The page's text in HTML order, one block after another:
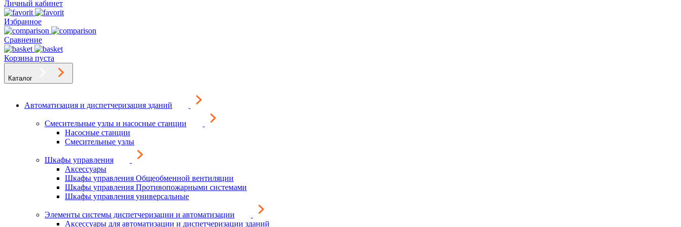
Личный кабинет
Избранное
Сравнение
Корзина пуста
Каталог
Автоматизация и диспетчеризация зданий
Смесительные узлы и насосные станции
Насосные станции
Смесительные узлы
Шкафы управления
Аксессуары
Шкафы управления Общеобменной вентиляции
Шкафы управления Противопожарными системами
Шкафы управления универсальные
Элементы системы диспетчеризации и автоматизации
Аксессуары для автоматизации и диспетчеризации зданий